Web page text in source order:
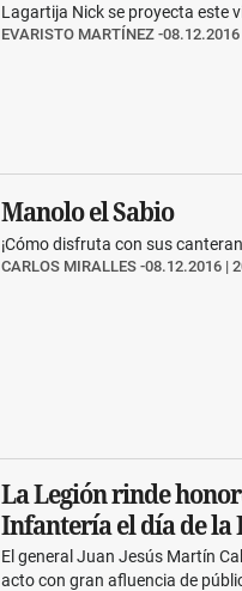
EVARISTO MARTÍNEZ 08.12.2016
Lagartija Nick se proyecta este
Manolo el Sabio
CARLOS MIRALLES 08.12.2016 |
¡Cómo disfruta con sus
La Legión rinde
Infantería el día de la
El general Juan Jesús Martín
acto con gran afluencia de